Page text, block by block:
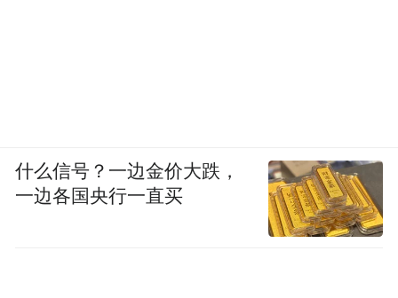
什么信号？一边金价大跌，
一边各国央行一直买